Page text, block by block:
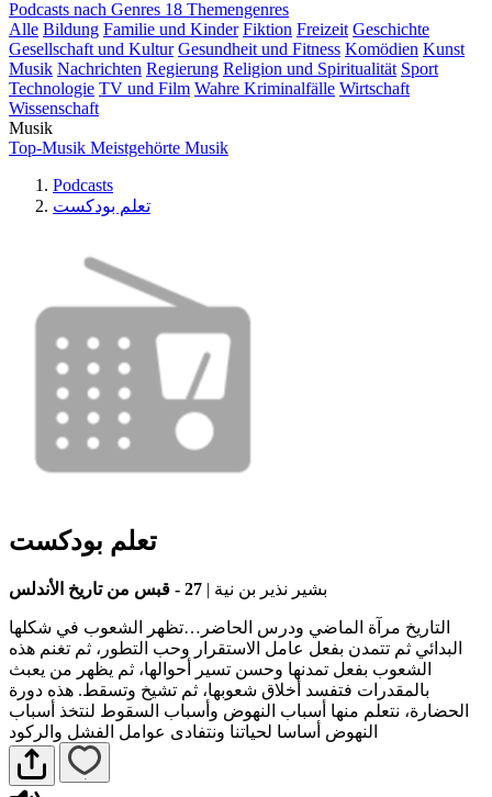
Podcasts nach Genres 18 Themengenres
Alle Bildung Familie und Kinder Fiktion Freizeit Geschichte
Gesellschaft und Kultur Gesundheit und Fitness Komödien Kunst
Musik Nachrichten Regierung Religion und Spiritualität Sport
Technologie TV und Film Wahre Kriminalfälle Wirtschaft
Wissenschaft
Musik
Top-Musik Meistgehörte Musik
Podcasts
تعلم بودكست
تعلم بودكست
بشير نذير بن نية | 27 - قبس من تاريخ الأندلس
التاريخ مرآة الماضي ودرس الحاضر…تظهر الشعوب في شكلها
البدائي ثم تتمدن بفعل عامل الاستقرار وحب التطور، ثم تغنم هذه
الشعوب بفعل تمدنها وحسن تسير أحوالها، ثم يظهر من يعبث
بالمقدرات فتفسد أخلاق شعوبها، ثم تشيخ وتسقط. هذه دورة
الحضارة، نتعلم منها أسباب النهوض وأسباب السقوط لنتخذ أسباب
النهوض أساسا لحياتنا ونتفادى عوامل الفشل والركود